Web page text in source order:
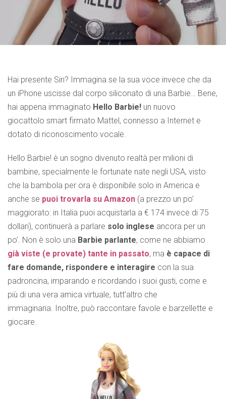
Hai presente Siri? Immagina se la sua voce invece che da
un iPhone uscisse dal corpo siliconato di una Barbie… Bene,
hai appena immaginato Hello Barbie! un nuovo
giocattolo smart firmato Mattel, connesso a Internet e
dotato di riconoscimento vocale.
Hello Barbie! è un sogno divenuto realtà per milioni di
bambine, specialmente le fortunate nate negli USA, visto
che la bambola per ora è disponibile solo in America e
anche se puoi trovarla su Amazon (a prezzo un po’
maggiorato: in Italia puoi acquistarla a € 174 invece di 75
dollari), continuerà a parlare solo inglese ancora per un
po’. Non è solo una Barbie parlante, come ne abbiamo
già viste (e provate) tante in passato, ma è capace di
fare domande, rispondere e interagire con la sua
padroncina, imparando e ricordando i suoi gusti, come e
più di una vera amica virtuale, tutt’altro che
immaginaria. Inoltre, può raccontare favole e barzellette e
giocare.